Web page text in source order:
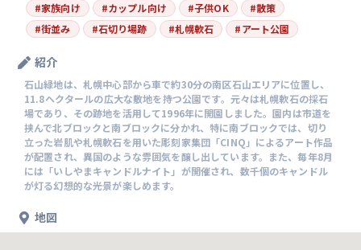
#家族向け #カップル向け #子供OK #散策
#街並み #石切り場跡 #札幌軟石 #アート公園
紹介
石山緑地は、札幌中心部から車で約30分の南区石山エリアに位置し、
11.8ヘクタールの広大な敷地を持つ公園です。元々は札幌軟石の採石
場であり、その跡地を活用して1996年に開園しました。園内は市道を
挟んで北ブロックと南ブロックに分かれ、特に南ブロックでは、切り
立った岩肌や札幌軟石を用いた彫刻家集団「CINQ」によるアート作品
が配置され、異国のような雰囲気を醸し出しています。また、毎年8月
には「いしやまキャンドルナイト」が開催され、数千個のキャンドル
が灯る幻想的な光景が楽しめます。
地図